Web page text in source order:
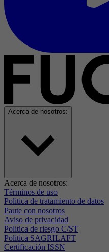
Acerca de nosotros:
Acerca de nosotros:
Términos de uso
Politica de tratamiento de datos
Paute con nosotros
Aviso de privacidad
Politica de riesgo C/ST
Politica SAGRILAFT
Certificación ISSN